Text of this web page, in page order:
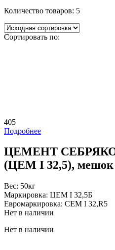
Количество товаров: 5
Сортировать по:
405
Подробнее
ЦЕМЕНТ
(ЦЕМ I 32,5), мешок
Вес: 50кг
Маркировка: ЦЕМ I 32,5Б
Евромаркировка: CEM I 32,R5
Нет в наличии
Нет в наличии